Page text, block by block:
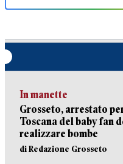
In manette
Grosseto, arrestato
Toscana del baby fan
realizzare bombe
di Redazione Grosseto